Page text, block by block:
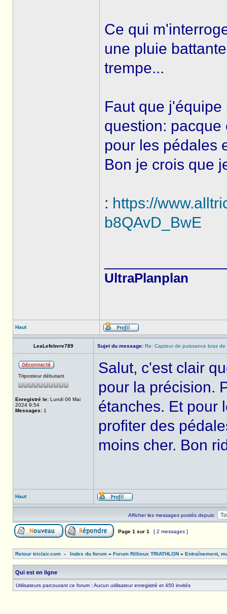
Ce qui
une pluie
trempe...
Faut que
question:
pour les pédales
Bon je crois que
: https://
b8QAvD_BwE
UltraPlanplan
Haut
LeaLefebvre789 Sujet du message: Re: Capteur de puissance bras
Triposteur débutant
Enregistré le: Lundi 06 Mai
2024 9:54
Messages: 1
Salut, c'est clair
pour la précision.
étanches. Et pour
profiter des
moins cher. Bon
Haut
Afficher les messages postés depuis:
Page 1 sur 1 [ 2 messages ]
Retour triclair.com - Index du forum » Forum Rillieux TRIATHLON » Entraînement,
Qui est en ligne
Utilisateurs parcourant ce forum : Aucun utilisateur enregistré et 450 invités